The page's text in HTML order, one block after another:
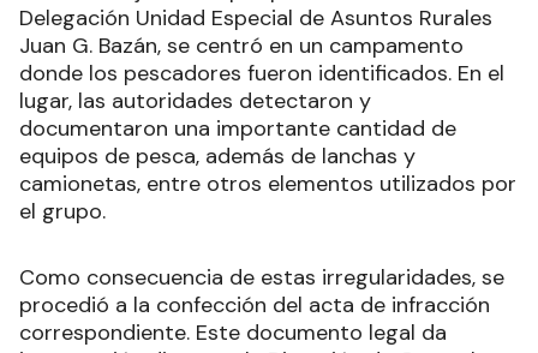
Delegación Unidad Especial de Asuntos Rurales
Juan G. Bazán, se centró en un campamento
donde los pescadores fueron identificados. En el
lugar, las autoridades detectaron y
documentaron una importante cantidad de
equipos de pesca, además de lanchas y
camionetas, entre otros elementos utilizados por
el grupo.
Como consecuencia de estas irregularidades, se
procedió a la confección del acta de infracción
correspondiente. Este documento legal da